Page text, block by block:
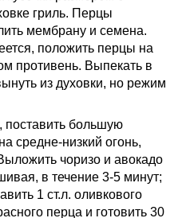
гриль. Перцы
мембрану и семена.
положить перцы на
противень. Выпекать в
из духовки, но режим
поставить большую
средне-низкий огонь,
чоризо и авокадо
в течение 3-5 минут;
1 ст.л. оливкового
перца и готовить 30